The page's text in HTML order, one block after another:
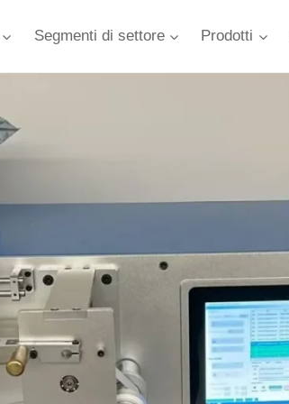
Segmenti di settore Prodotti